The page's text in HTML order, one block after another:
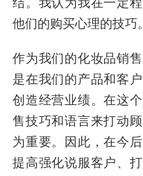
结。我认为我在一定
他们的购买心理的技巧。
作为我们的化妆品销
是在我们的产品和客
创造经营业绩。在这
售技巧和语言来打动
为重要。因此，在今
提高强化说服客户、